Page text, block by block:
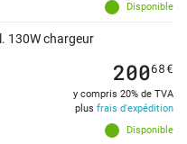
Disponible
130W chargeur
Disponible
20068€
y compris 20% de TVA
plus frais d'expédition